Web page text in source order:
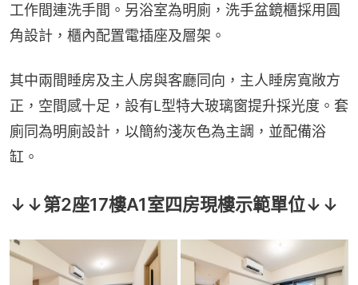
工作間連洗手間。另浴室為明廁，洗手盆鏡櫃採用圓
角設計，櫃內配置電插座及層架。
其中兩間睡房及主人房與客廳同向，主人睡房寬敞方
正，空間感十足，設有L型特大玻璃窗提升採光度。套
廁同為明廁設計，以簡約淺灰色為主調，並配備浴
缸。
↓↓第2座17樓A1室四房現樓示範單位↓↓